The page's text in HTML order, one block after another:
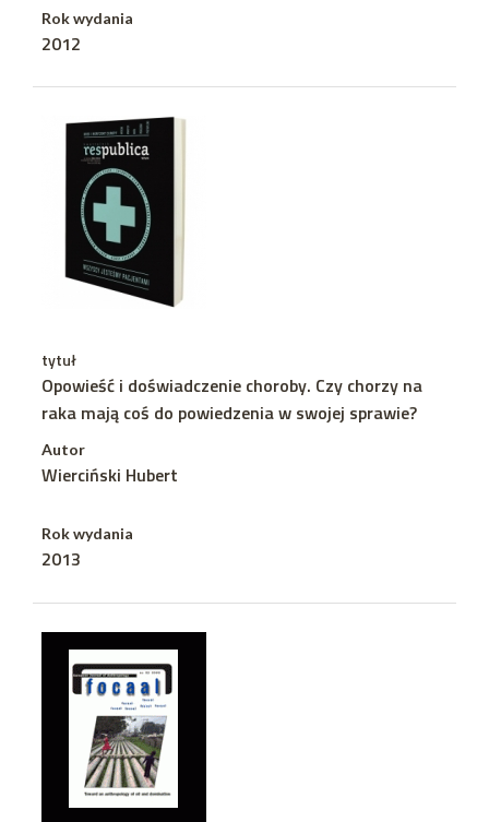
Rok wydania
2012
tytuł
Opowieść i doświadczenie choroby. Czy chorzy na
raka mają coś do powiedzenia w swojej sprawie?
Autor
Wierciński Hubert
Rok wydania
2013